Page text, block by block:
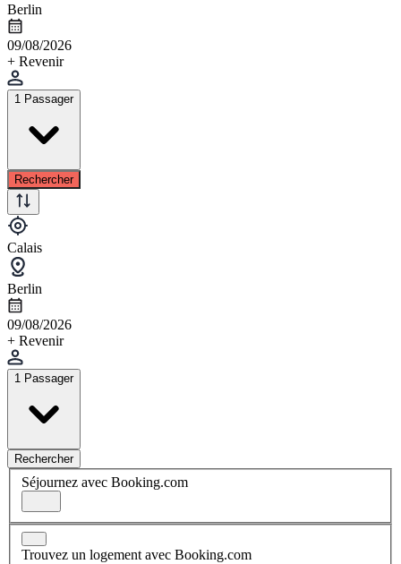
Berlin
09/08/2026
+ Revenir
1 Passager
Rechercher
Calais
Berlin
09/08/2026
+ Revenir
1 Passager
Rechercher
Séjournez avec Booking.com
Trouvez un logement avec Booking.com